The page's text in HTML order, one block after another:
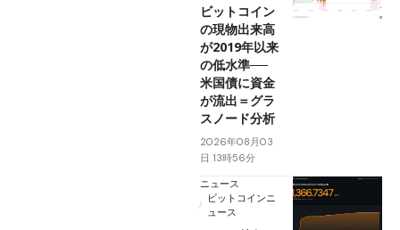
ビットコイン
の現物出来高
が2019年以来
の低水準──
米国債に資金
が流出＝グラ
スノード分析
2026年08月03
日 13時56分
ニュース
ビットコインニ
ュース